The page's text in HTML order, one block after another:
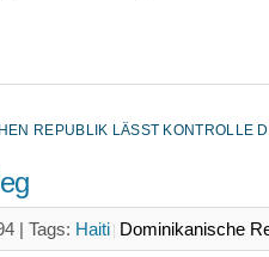
REPUBLIK LÄSST KONTROLLE
| Tags: Haiti Dominikanische